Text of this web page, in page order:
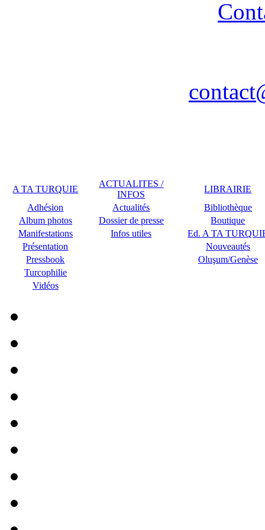
A TA TURQUIE
ACTUALITES /
INFOS
LIBRAIRIE
Adhésion
Actualités
Bibliothèque
Album photos
Dossier de presse
Boutique
Manifestations
Infos utiles
Ed. A TA
Présentation
Nouveautés
Pressbook
Oluşum/Genèse
Turcophilie
Vidéos